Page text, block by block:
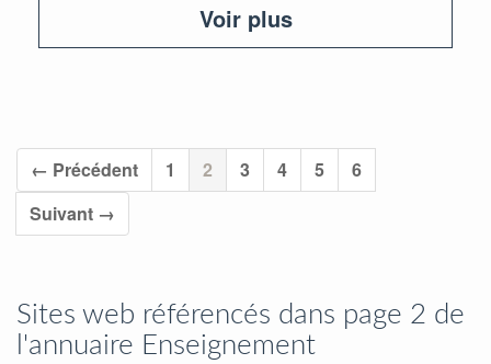
Voir plus
← Précédent 1 2 (current)
3 4 5
6
Suivant →
Sites web référencés dans page 2 de
l'annuaire Enseignement